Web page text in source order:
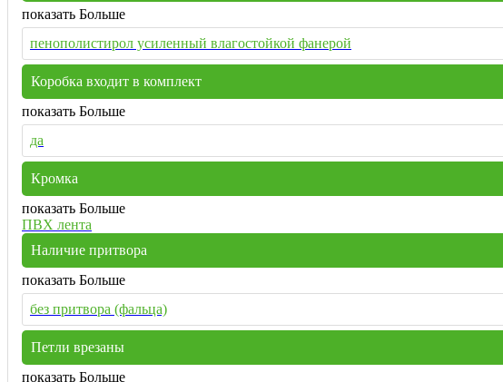
показать Больше
пенополистирол усиленный влагостойкой фанерой
Коробка входит в комплект
показать Больше
да
Кромка
показать Больше
ПВХ лента
Наличие притвора
показать Больше
без притвора (фальца)
Петли врезаны
показать Больше